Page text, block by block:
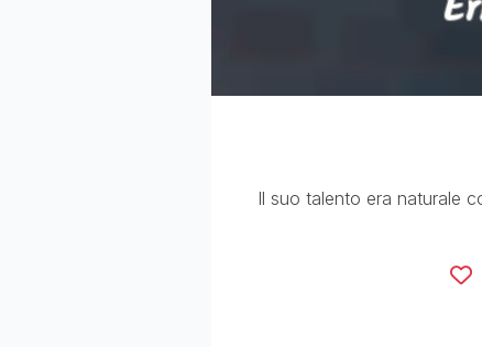
Il suo talento era naturale